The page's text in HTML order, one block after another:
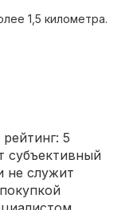
1,5 километра.
рейтинг: 5
субъективный
не служит